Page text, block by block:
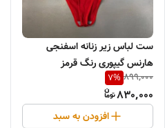
ست لباس زیر زنانه اسفنجی
هارنس گیپوری رنگ قرمز
899,000
7%
830,000
افزودن به سبد